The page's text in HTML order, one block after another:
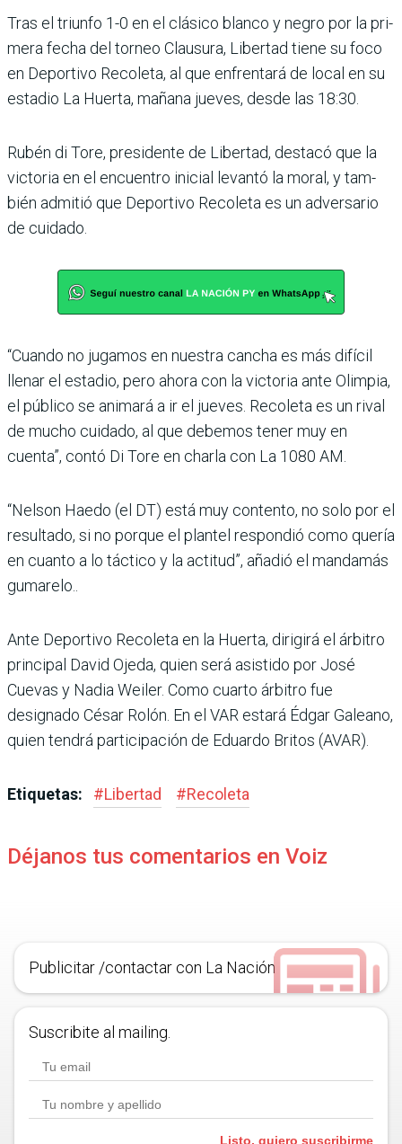
Tras el triunfo 1-0 en el clá­sico blanco y negro por la pri­
mera fecha del torneo Clau­sura, Libertad tiene su foco
en Deportivo Recoleta, al que enfrentará de local en su
esta­dio La Huerta, mañana jue­ves, desde las 18:30.
Rubén di Tore, presidente de Libertad, destacó que la
victoria en el encuentro ini­cial levantó la moral, y tam­
bién admitió que Deportivo Recoleta es un adversario
de cuidado.
“Cuando no jugamos en nues­tra cancha es más difícil
lle­nar el estadio, pero ahora con la victoria ante Olimpia,
el público se animará a ir el jueves. Recoleta es un rival
de mucho cuidado, al que debe­mos tener muy en
cuenta”, contó Di Tore en charla con La 1080 AM.
“Nelson Haedo (el DT) está muy contento, no solo por el
resultado, si no porque el plantel respondió como que­ría
en cuanto a lo táctico y la actitud”, añadió el mandamás
gumarelo..
Ante Deportivo Recoleta en la Huerta, dirigirá el árbitro
principal David Ojeda, quien será asistido por José
Cuevas y Nadia Weiler. Como cuarto árbitro fue
designado César Rolón. En el VAR estará Édgar Galeano,
quien tendrá parti­cipación de Eduardo Britos (AVAR).
Etiquetas: #Libertad #Recoleta
Déjanos tus comentarios en Voiz
Publicitar /contactar con La Nación
Suscribite al mailing.
Listo, quiero suscribirme